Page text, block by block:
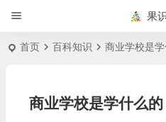
果
首页 百科知识 商业学校是
商业学校是学什么的